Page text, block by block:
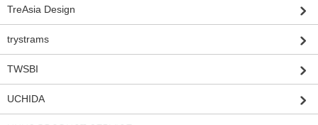
TreAsia Design
trystrams
TWSBI
UCHIDA